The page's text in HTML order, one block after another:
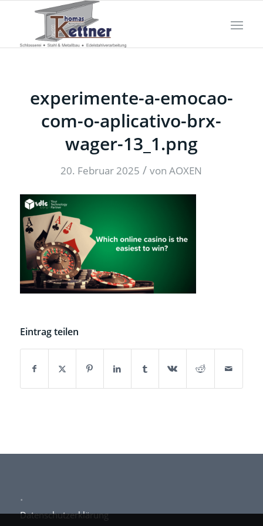
experimente-a-emocao-
com-o-aplicativo-brx-
wager-13_1.png
20. Februar 2025 / vonAOXEN
Eintrag teilen
.
Datenschutzerklärung